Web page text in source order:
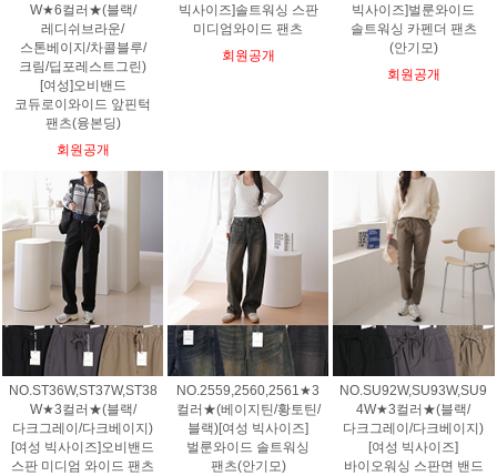
W★6컬러★(블랙/
레디쉬브라운/
스톤베이지/차콜블루/
크림/딥포레스트그린)
[여성]오비밴드
코듀로이와이드 앞핀턱
팬츠(융본딩)
회원공개
빅사이즈]솔트워싱 스판
미디엄와이드 팬츠
회원공개
빅사이즈]벌룬와이드
솔트워싱 카펜더 팬츠
(안기모)
회원공개
NO.ST36W,ST37W,ST38
W★3컬러★(블랙/
다크그레이/다크베이지)
[여성 빅사이즈]오비밴드
스판 미디엄 와이드 팬츠
NO.2559,2560,2561★3
컬러★(베이지틴/황토틴/
블랙)[여성 빅사이즈]
벌룬와이드 솔트워싱
팬츠(안기모)
NO.SU92W,SU93W,SU9
4W★3컬러★(블랙/
다크그레이/다크베이지)
[여성 빅사이즈]
바이오워싱 스판면 밴드